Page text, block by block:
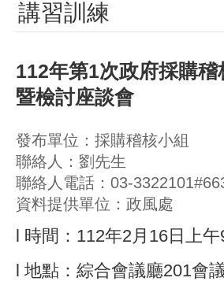
講習訓練
112年第1次政府採購
暨檢討座談會
發布單位：採購稽核小組
聯絡人：劉先生
聯絡人電話：03-
資料提供單位：政風處
l 時間：112年2月16日上
l 地點：綜合會議廳201會